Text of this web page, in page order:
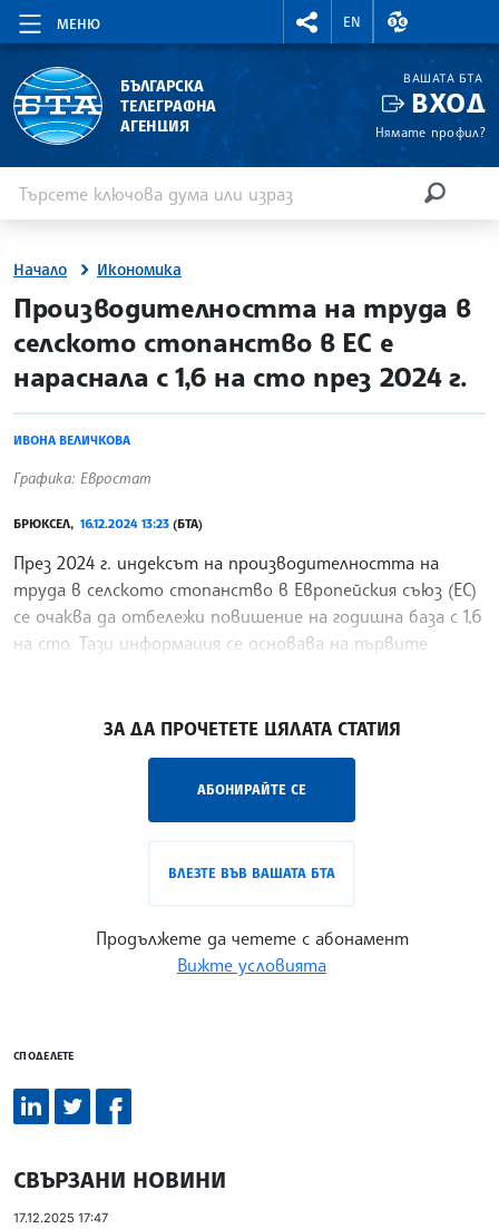
МЕНЮ
RIGHTMENU.SOCIAL
EN
ВАЛУТНИ
БЪЛГАРСКА
ТЕЛЕГРАФНА
АГЕНЦИЯ
ВАШАТА БТА
ВХОД
Нямате профил?
Начало Икономика
site.bta
Производителността на труда в
селското стопанство в ЕС е
нараснала с 1,6 на сто през 2024 г.
ИВОНА ВЕЛИЧКОВА
Графика: Евростат
БРЮКСЕЛ, 16.12.2024 13:23 (БТА)
През 2024 г. индексът на производителността на
труда в селското стопанство в Европейския съюз (ЕС)
се очаква да отбележи повишение на годишна база с 1,6
на сто. Тази информация се основава на първите
ЗА ДА ПРОЧЕТЕТЕ ЦЯЛАТА СТАТИЯ
АБОНИРАЙТЕ СЕ
ВЛЕЗТЕ ВЪВ ВАШАТА БТА
Продължете да четете с абонамент
Вижте условията
СПОДЕЛЕТЕ
СВЪРЗАНИ НОВИНИ
17.12.2025 17:47